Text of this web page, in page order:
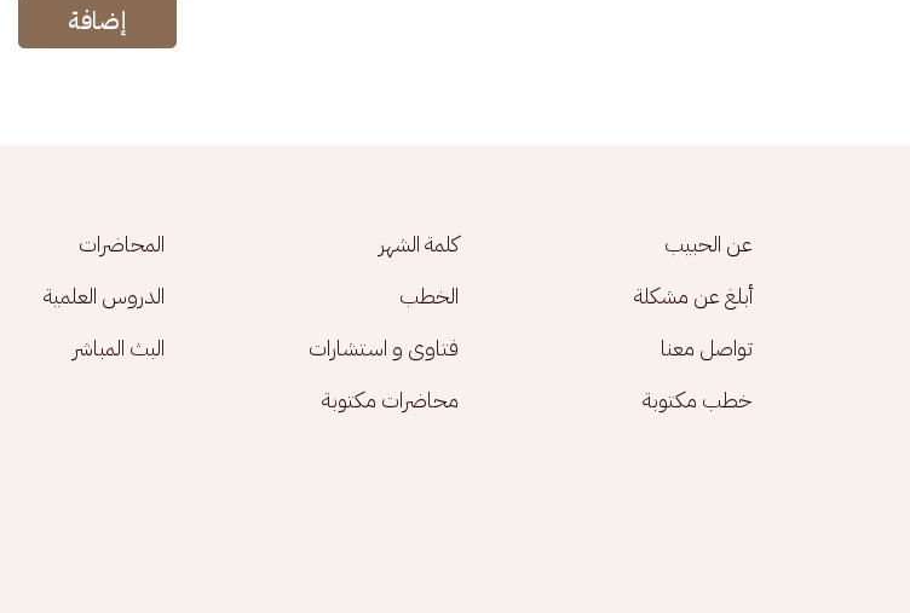
إضافة
Footer menu
عن الحبيب كلمة الشهر
المحاضرات
أبلغ عن مشكلة
الخطب
الدروس العلمية
تواصل معنا
فتاوى و استشارات
البث المباشر
خطب مكتوبة
محاضرات مكتوبة